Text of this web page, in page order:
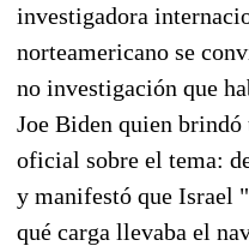
investigadora
norteamericano se
no investigación que
Joe Biden quien brindó
oficial sobre el tema:
y manifestó que Israel
qué carga llevaba el